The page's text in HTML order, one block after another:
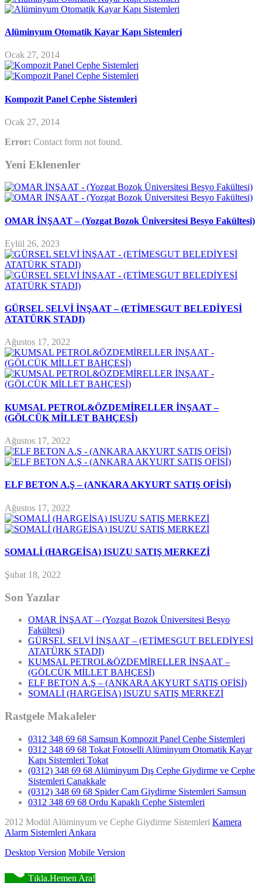
Alüminyum Otomatik Kayar Kapı Sistemleri
Ocak 27, 2014
Kompozit Panel Cephe Sistemleri
Ocak 27, 2014
Error: Contact form not found.
Yeni Eklenenler
OMAR İNŞAAT – (Yozgat Bozok Üniversitesi Besyo Fakültesi)
Eylül 26, 2023
GÜRSEL SELVİ İNŞAAT – (ETİMESGUT BELEDİYESİ
ATATÜRK STADI)
Ağustos 17, 2022
KUMSAL PETROL&ÖZDEMİRELLER İNŞAAT –
(GÖLCÜK MİLLET BAHÇESİ)
Ağustos 17, 2022
ELF BETON A.Ş – (ANKARA AKYURT SATIŞ OFİSİ)
Ağustos 17, 2022
SOMALİ (HARGEİSA) ISUZU SATIŞ MERKEZİ
Şubat 18, 2022
Son Yazılar
OMAR İNŞAAT – (Yozgat Bozok Üniversitesi Besyo
Fakültesi)
GÜRSEL SELVİ İNŞAAT – (ETİMESGUT BELEDİYESİ
ATATÜRK STADI)
KUMSAL PETROL&ÖZDEMİRELLER İNŞAAT –
(GÖLCÜK MİLLET BAHÇESİ)
ELF BETON A.Ş – (ANKARA AKYURT SATIŞ OFİSİ)
SOMALİ (HARGEİSA) ISUZU SATIŞ MERKEZİ
Rastgele Makaleler
0312 348 69 68 Samsun Kompozit Panel Cephe Sistemleri
0312 348 69 68 Tokat Fotoselli Alüminyum Otomatik Kayar
Kapı Sistemleri Tokat
(0312) 348 69 68 Alüminyum Dış Cephe Giydirme ve Cephe
Sistemleri Çanakkale
(0312) 348 69 68 Spider Cam Giydirme Sistemleri Samsun
0312 348 69 68 Ordu Kapaklı Cephe Sistemleri
2012 Modül Alüminyum ve Cephe Giydirme Sistemleri Kamera
Alarm Sistemleri Ankara
Desktop Version Mobile Version
Tıkla.Hemen Ara!